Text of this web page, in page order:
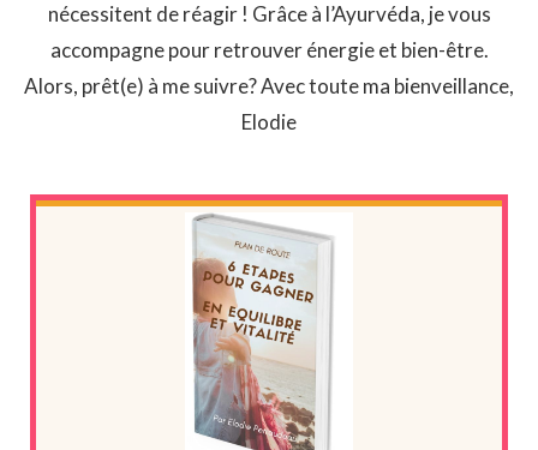
nécessitent de réagir ! Grâce à l’Ayurvéda, je vous
accompagne pour retrouver énergie et bien-être.
Alors, prêt(e) à me suivre? Avec toute ma bienveillance,
Elodie